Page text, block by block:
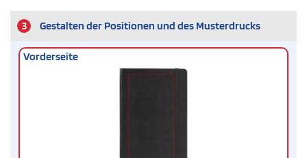
3 Gestalten der Positionen und des Musterdrucks
Vorderseite